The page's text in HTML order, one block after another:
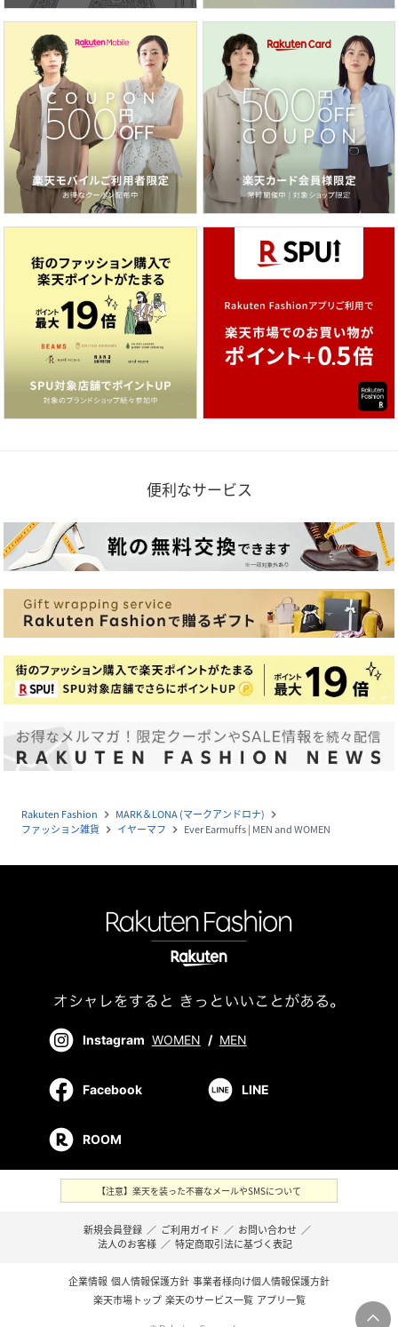
便利なサービス
Rakuten Fashion navigate_next MARK＆LONA (マークアンドロナ) navigate_next
ファッション雑貨 navigate_next イヤーマフ navigate_next Ever Earmuffs | MEN and WOMEN
Instagram WOMEN / MEN
Facebook LINE
ROOM
【注意】楽天を装った不審なメールやSMSについて
新規会員登録 ／ ご利用ガイド ／ お問い合わせ ／
法人のお客様 ／ 特定商取引法に基づく表記
企業情報 個人情報保護方針 事業者様向け個人情報保護方針
楽天市場トップ 楽天のサービス一覧 アプリ一覧